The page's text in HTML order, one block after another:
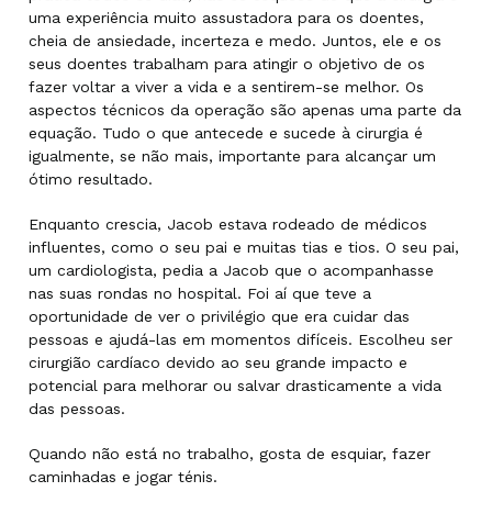
uma experiência muito assustadora para os doentes,
cheia de ansiedade, incerteza e medo. Juntos, ele e os
seus doentes trabalham para atingir o objetivo de os
fazer voltar a viver a vida e a sentirem-se melhor. Os
aspectos técnicos da operação são apenas uma parte da
equação. Tudo o que antecede e sucede à cirurgia é
igualmente, se não mais, importante para alcançar um
ótimo resultado.
Enquanto crescia, Jacob estava rodeado de médicos
influentes, como o seu pai e muitas tias e tios. O seu pai,
um cardiologista, pedia a Jacob que o acompanhasse
nas suas rondas no hospital. Foi aí que teve a
oportunidade de ver o privilégio que era cuidar das
pessoas e ajudá-las em momentos difíceis. Escolheu ser
cirurgião cardíaco devido ao seu grande impacto e
potencial para melhorar ou salvar drasticamente a vida
das pessoas.
Quando não está no trabalho, gosta de esquiar, fazer
caminhadas e jogar ténis.